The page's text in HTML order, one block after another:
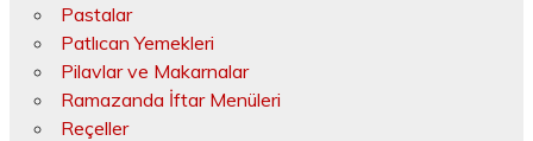
Pastalar
Patlıcan Yemekleri
Pilavlar ve Makarnalar
Ramazanda İftar Menüleri
Reçeller